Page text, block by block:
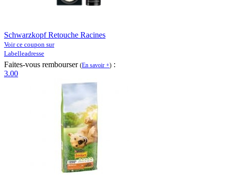
Schwarzkopf Retouche Racines
Voir ce coupon sur
Labelleadresse
Faites-vous rembourser (En savoir +) :
3.00